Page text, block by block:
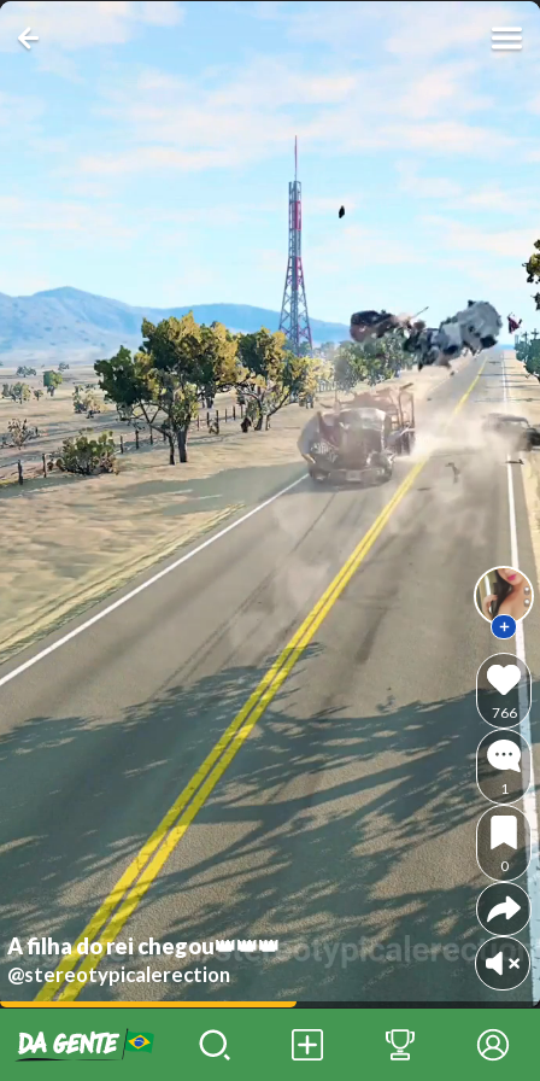
A filha do rei chegou👑👑👑
@stereotypicalerection
766
1
0